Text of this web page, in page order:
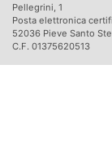
Pellegrini, 1
Posta elettronica
52036 Pieve Santo
C.F. 01375620513